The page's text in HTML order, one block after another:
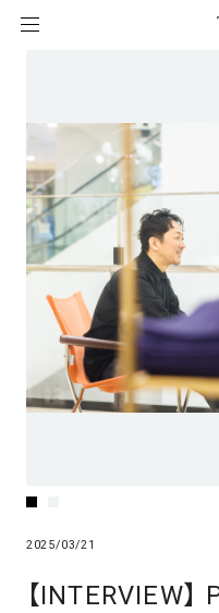
2025/03/21
【INTERVIEW